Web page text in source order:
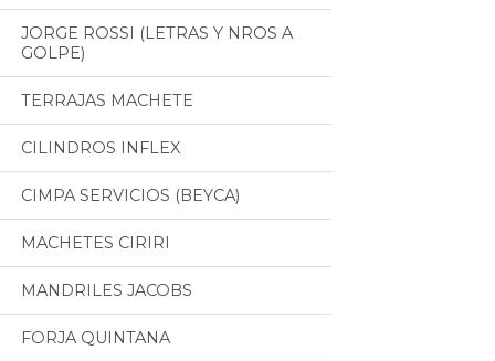
JORGE ROSSI (LETRAS Y NROS A
GOLPE)
TERRAJAS MACHETE
CILINDROS INFLEX
CIMPA SERVICIOS (BEYCA)
MACHETES CIRIRI
MANDRILES JACOBS
FORJA QUINTANA